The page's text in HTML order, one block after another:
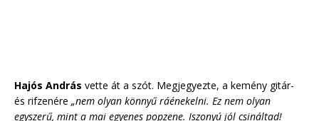
Hajós András vette át a szót. Megjegyezte, a kemény gitár-
és rifzenére „nem olyan könnyű ráénekelni. Ez nem olyan
egyszerű, mint a mai egyenes popzene. Iszonyú jól csináltad!